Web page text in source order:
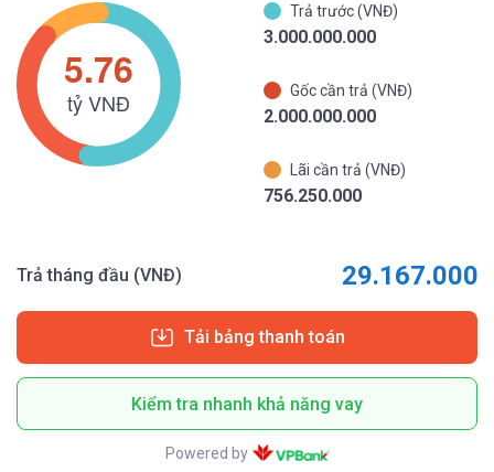
Trả trước (VNĐ)
3.000.000.000
Gốc cần trả (VNĐ)
2.000.000.000
Lãi cần trả (VNĐ)
756.250.000
Trả tháng đầu (VNĐ) 29.167.000
Tải bảng thanh toán
Kiểm tra nhanh khả năng vay
Powered by